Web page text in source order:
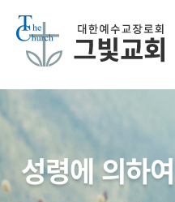
성령에 의하